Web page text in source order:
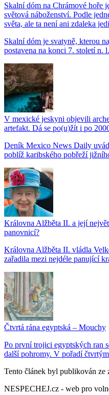
Skalní dóm na Chrámové hoře
světová náboženství. Podle
světa, ale ta není ani zdaleka
Skalní dóm je svatyně, kterou
postavena na konci 7. století n.
V mexické jeskyni objevili
artefakt. Dá se po(u)žít i po
Deník Mexico News Daily
poblíž karibského pobřeží
Královna Alžběta II. a její
panovnicí?
Královna Alžběta II. vládla
zařadila mezi nejdéle panující
Čtvrtá rána egyptská – Mouchy
Po první trojici egyptských ran
další pohromy. V pořadí
Tento článek byl publikován ze
NESPECHEJ.cz - web pro